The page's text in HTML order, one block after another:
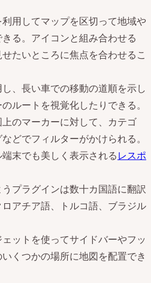
用してマップを区切って地域や
る。アイコンと組み合わせる
たいところに焦点を合わせるこ
、長い車での移動の道順を示し
ルートを視覚化したりできる。
のマーカーに対して、カテゴ
どでフィルターがかけられる。
末でも美しく表示されるレスポ
プラグインは数十カ国語に翻訳
アチア語、トルコ語、ブラジル
ットを使ってサイドバーやフッ
くつかの場所に地図を配置でき